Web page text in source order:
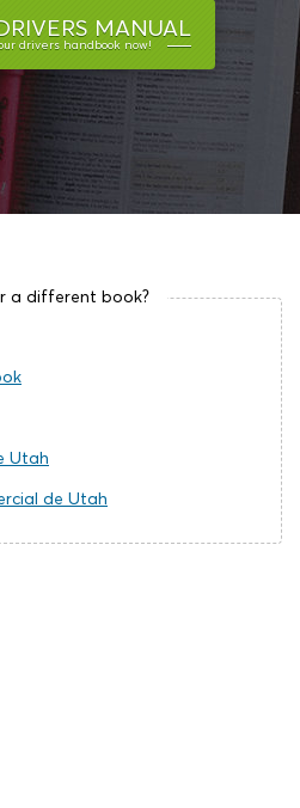
MANUAL
drivers handbook now!
a different book?
Utah
de Utah